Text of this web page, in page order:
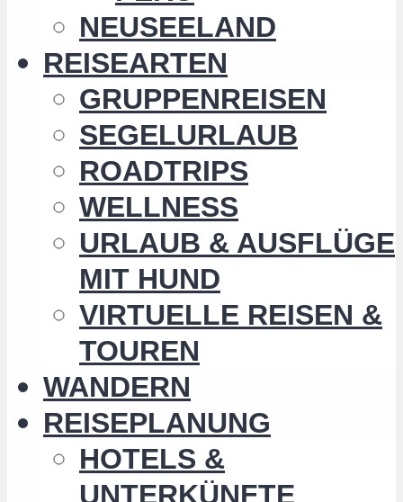
NEUSEELAND
REISEARTEN
GRUPPENREISEN
SEGELURLAUB
ROADTRIPS
WELLNESS
URLAUB & AUSFLÜGE
MIT HUND
VIRTUELLE REISEN &
TOUREN
WANDERN
REISEPLANUNG
HOTELS &
UNTERKÜNFTE